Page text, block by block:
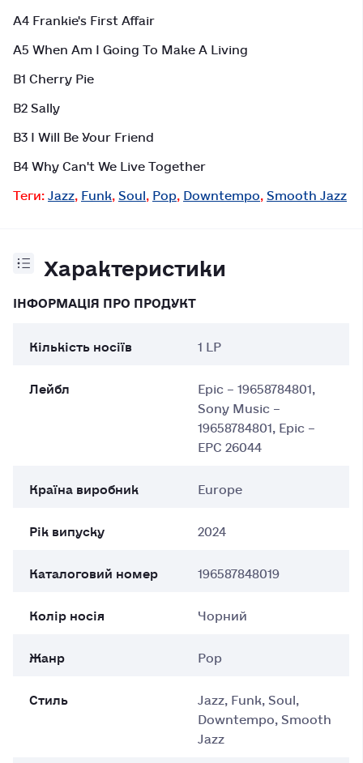
A4 Frankie's First Affair
A5 When Am I Going To Make A Living
B1 Cherry Pie
B2 Sally
B3 I Will Be Your Friend
B4 Why Can't We Live Together
Теги:Jazz Funk Soul Pop Downtempo Smooth Jazz
Характеристики
ІНФОРМАЦІЯ ПРО ПРОДУКТ
Кількість носіїв
1 LP
Лейбл
Epic – 19658784801,
Sony Music –
19658784801, Epic –
EPC 26044
Країна виробник
Europe
Рік випуску
2024
Каталоговий номер
196587848019
Колір носія
Чорний
Жанр
Pop
Стиль
Jazz, Funk, Soul,
Downtempo, Smooth
Jazz